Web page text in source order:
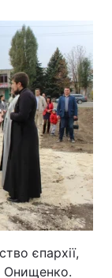
єпархії,
Онищенко.